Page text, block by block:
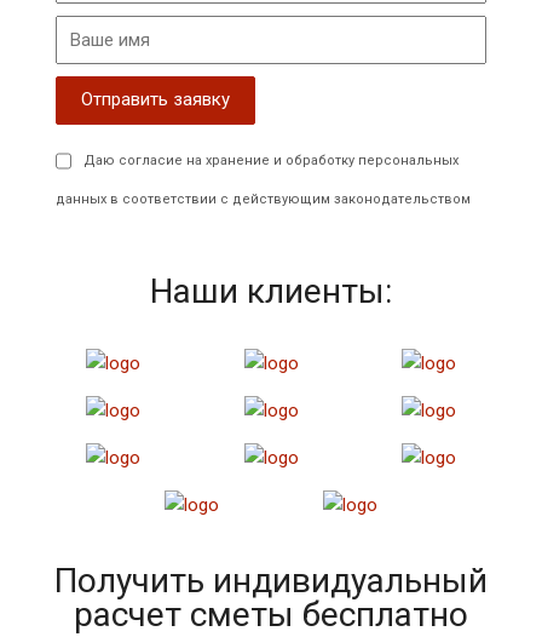
Даю согласие на хранение и обработку персональных
данных в соответствии с действующим законодательством
Наши клиенты:
Получить индивидуальный
расчет сметы бесплатно